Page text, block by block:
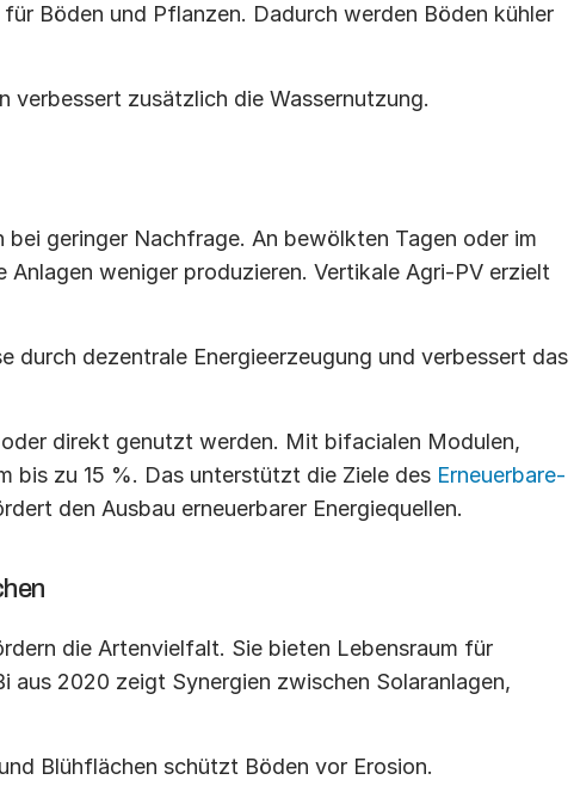
Böden und Pflanzen. Dadurch werden Böden kühler
verbessert zusätzlich die Wassernutzung.
bei geringer Nachfrage. An bewölkten Tagen oder im
Anlagen weniger produzieren. Vertikale Agri-PV erzielt
durch dezentrale Energieerzeugung und verbessert das
direkt genutzt werden. Mit bifacialen Modulen,
bis zu 15 %. Das unterstützt die Ziele des Erneuerbare-
den Ausbau erneuerbarer Energiequellen.
die Artenvielfalt. Sie bieten Lebensraum für
aus 2020 zeigt Synergien zwischen Solaranlagen,
Blühflächen schützt Böden vor Erosion.